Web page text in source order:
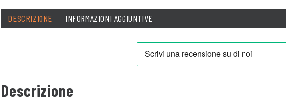
DESCRIZIONE INFORMAZIONI AGGIUNTIVE
Descrizione